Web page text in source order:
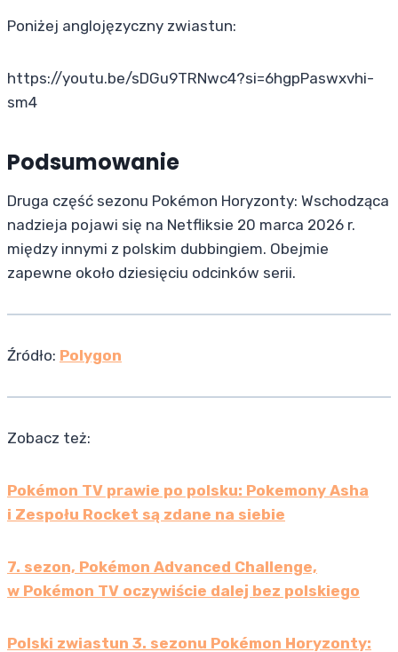
Poniżej anglojęzyczny zwiastun:
https://youtu.be/sDGu9TRNwc4?si=6hgpPaswxvhi-
sm4
Podsumowanie
Druga część sezonu Pokémon Horyzonty: Wschodząca
nadzieja pojawi się na Netfliksie 20 marca 2026 r.
między innymi z polskim dubbingiem. Obejmie
zapewne około dziesięciu odcinków serii.
Źródło: Polygon
Zobacz też:
Pokémon TV prawie po polsku: Pokemony Asha
i Zespołu Rocket są zdane na siebie
7. sezon, Pokémon Advanced Challenge,
w Pokémon TV oczywiście dalej bez polskiego
Polski zwiastun 3. sezonu Pokémon Horyzonty: